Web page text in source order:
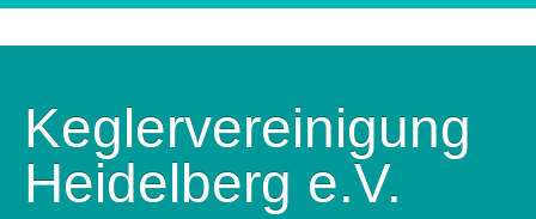
Keglervereinigung
Heidelberg e.V.